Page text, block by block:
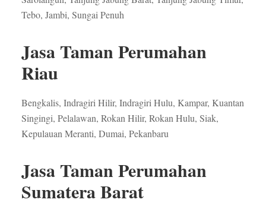
Tebo, Jambi, Sungai Penuh
Jasa Taman Perumahan
Riau
Bengkalis, Indragiri Hilir, Indragiri Hulu, Kampar, Kuantan
Singingi, Pelalawan, Rokan Hilir, Rokan Hulu, Siak,
Kepulauan Meranti, Dumai, Pekanbaru
Jasa Taman Perumahan
Sumatera Barat